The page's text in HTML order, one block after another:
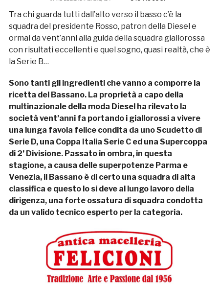
Tra chi guarda tutti dall’alto verso il basso c’è la
squadra del presidente Rosso, patron della Diesel e
ormai da vent’anni alla guida della squadra giallorossa
con risultati eccellenti e quel sogno, quasi realtà, che è
la Serie B…
Sono tanti gli ingredienti che vanno a comporre la
ricetta del Bassano. La proprietà a capo della
multinazionale della moda Diesel ha rilevato la
società vent’anni fa portando i giallorossi a vivere
una lunga favola felice condita da uno Scudetto di
Serie D, una Coppa Italia Serie C ed una Supercoppa
di 2’ Divisione. Passato in ombra, in questa
stagione, a causa delle superpotenze Parma e
Venezia, il Bassano è di certo una squadra di alta
classifica e questo lo si deve al lungo lavoro della
dirigenza, una forte ossatura di squadra condotta
da un valido tecnico esperto per la categoria.